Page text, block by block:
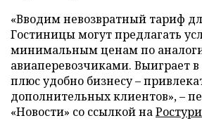
«Вводим невозвратный тариф
Гостиницы могут предлагать
минимальным ценам по
авиаперевозчиками. Выиграет в
плюс удобно бизнесу –
дополнительных клиентов», –
«Новости» со ссылкой на